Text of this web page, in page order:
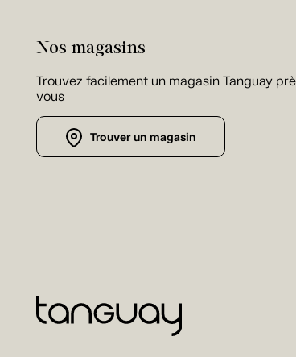
Nos magasins
Trouvez facilement un magasin Tanguay
vous
Trouver un magasin